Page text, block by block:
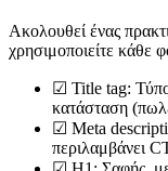
Ακολουθεί ένας
χρησιμοποιείτε κάθε
☑ Title tag:
κατάσταση
☑ Meta
περιλαμβάνει